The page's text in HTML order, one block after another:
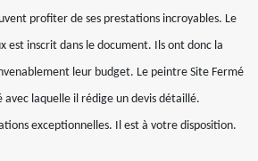
profiter de ses prestations incroyables. Le
est inscrit dans le document. Ils ont donc la
leur budget. Le peintre Site Fermé
laquelle il rédige un devis détaillé.
exceptionnelles. Il est à votre disposition.